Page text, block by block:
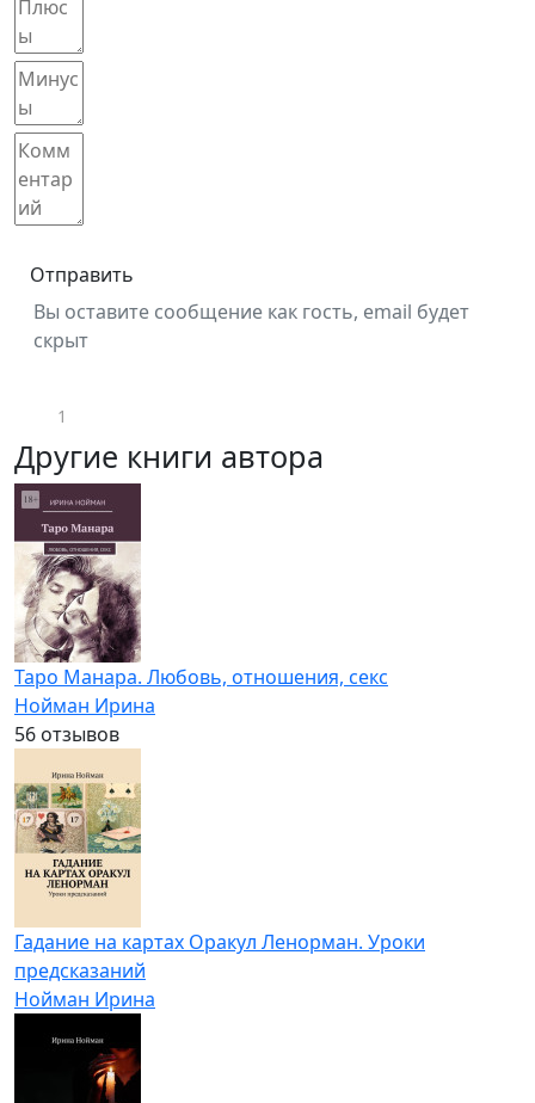
Отправить
Вы оставите сообщение как гость, email будет
скрыт
1
Другие книги автора
Таро Манара. Любовь, отношения, секс
Нойман Ирина
56 отзывов
Гадание на картах Оракул Ленорман. Уроки
предсказаний
Нойман Ирина